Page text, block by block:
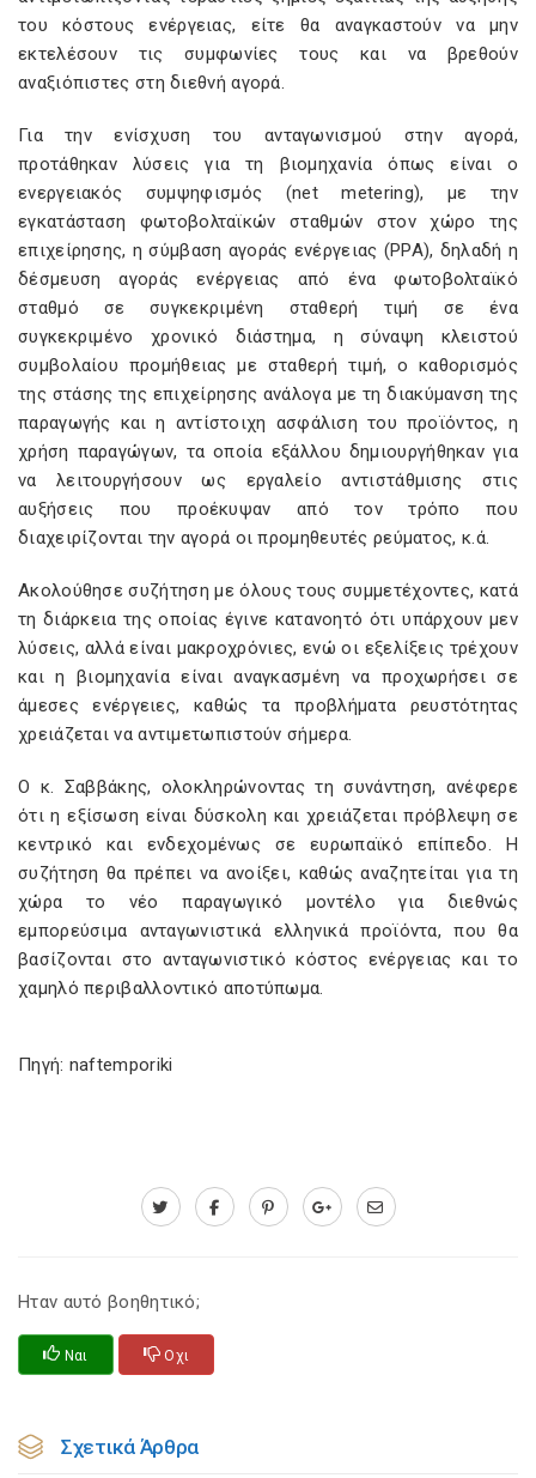
του κόστους ενέργειας, είτε θα αναγκαστούν να μην
εκτελέσουν τις συμφωνίες τους και να βρεθούν
αναξιόπιστες στη διεθνή αγορά.
Για την ενίσχυση του ανταγωνισμού στην αγορά,
προτάθηκαν λύσεις για τη βιομηχανία όπως είναι ο
ενεργειακός συμψηφισμός (net metering), με την
εγκατάσταση φωτοβολταϊκών σταθμών στον χώρο της
επιχείρησης, η σύμβαση αγοράς ενέργειας (ΡΡΑ), δηλαδή η
δέσμευση αγοράς ενέργειας από ένα φωτοβολταϊκό
σταθμό σε συγκεκριμένη σταθερή τιμή σε ένα
συγκεκριμένο χρονικό διάστημα, η σύναψη κλειστού
συμβολαίου προμήθειας με σταθερή τιμή, ο καθορισμός
της στάσης της επιχείρησης ανάλογα με τη διακύμανση της
παραγωγής και η αντίστοιχη ασφάλιση του προϊόντος, η
χρήση παραγώγων, τα οποία εξάλλου δημιουργήθηκαν για
να λειτουργήσουν ως εργαλείο αντιστάθμισης στις
αυξήσεις που προέκυψαν από τον τρόπο που
διαχειρίζονται την αγορά οι προμηθευτές ρεύματος, κ.ά.
Ακολούθησε συζήτηση με όλους τους συμμετέχοντες, κατά
τη διάρκεια της οποίας έγινε κατανοητό ότι υπάρχουν μεν
λύσεις, αλλά είναι μακροχρόνιες, ενώ οι εξελίξεις τρέχουν
και η βιομηχανία είναι αναγκασμένη να προχωρήσει σε
άμεσες ενέργειες, καθώς τα προβλήματα ρευστότητας
χρειάζεται να αντιμετωπιστούν σήμερα.
Ο κ. Σαββάκης, ολοκληρώνοντας τη συνάντηση, ανέφερε
ότι η εξίσωση είναι δύσκολη και χρειάζεται πρόβλεψη σε
κεντρικό και ενδεχομένως σε ευρωπαϊκό επίπεδο. Η
συζήτηση θα πρέπει να ανοίξει, καθώς αναζητείται για τη
χώρα το νέο παραγωγικό μοντέλο για διεθνώς
εμπορεύσιμα ανταγωνιστικά ελληνικά προϊόντα, που θα
βασίζονται στο ανταγωνιστικό κόστος ενέργειας και το
χαμηλό περιβαλλοντικό αποτύπωμα.
Πηγή: naftemporiki
Ηταν αυτό βοηθητικό;
Ναι Οχι
Σχετικά Άρθρα